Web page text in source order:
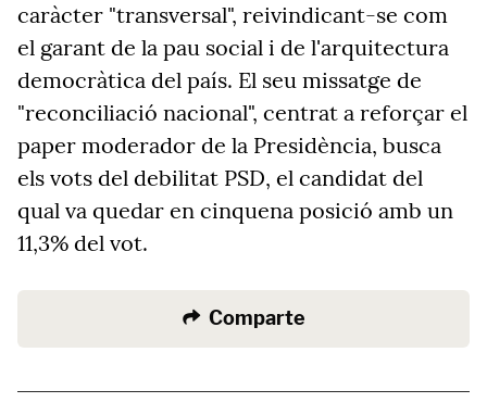
caràcter "transversal", reivindicant-se com
el garant de la pau social i de l'arquitectura
democràtica del país. El seu missatge de
"reconciliació nacional", centrat a reforçar el
paper moderador de la Presidència, busca
els vots del debilitat PSD, el candidat del
qual va quedar en cinquena posició amb un
11,3% del vot.
Comparte